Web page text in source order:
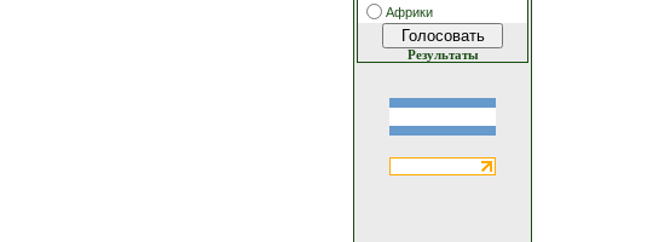
Африки
Результаты